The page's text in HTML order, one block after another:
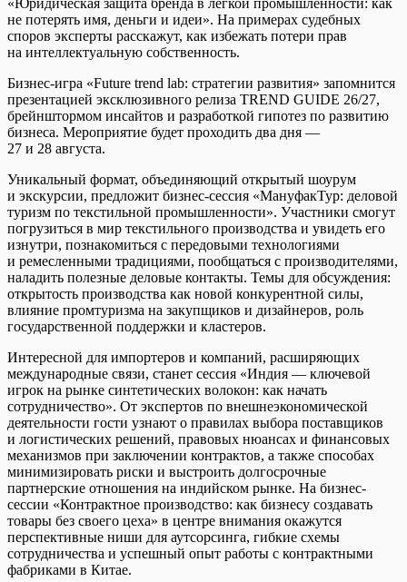
не потерять имя, деньги и идеи». На примерах судебных
споров эксперты расскажут, как избежать потери прав
на интеллектуальную собственность.
Бизнес-игра «Future trend lab: стратегии развития» запомнится
презентацией эксклюзивного релиза TREND GUIDE 26/27,
брейнштормом инсайтов и разработкой гипотез по развитию
бизнеса. Мероприятие будет проходить два дня —
27 и 28 августа.
Уникальный формат, объединяющий открытый шоурум
и экскурсии, предложит бизнес-сессия «МануфакТур: деловой
туризм по текстильной промышленности». Участники смогут
погрузиться в мир текстильного производства и увидеть его
изнутри, познакомиться с передовыми технологиями
и ремесленными традициями, пообщаться с производителями,
наладить полезные деловые контакты. Темы для обсуждения:
открытость производства как новой конкурентной силы,
влияние промтуризма на закупщиков и дизайнеров, роль
государственной поддержки и кластеров.
Интересной для импортеров и компаний, расширяющих
международные связи, станет сессия «Индия — ключевой
игрок на рынке синтетических волокон: как начать
сотрудничество». От экспертов по внешнеэкономической
деятельности гости узнают о правилах выбора поставщиков
и логистических решений, правовых нюансах и финансовых
механизмов при заключении контрактов, а также способах
минимизировать риски и выстроить долгосрочные
партнерские отношения на индийском рынке. На бизнес-
сессии «Контрактное производство: как бизнесу создавать
товары без своего цеха» в центре внимания окажутся
перспективные ниши для аутсорсинга, гибкие схемы
сотрудничества и успешный опыт работы с контрактными
фабриками в Китае.